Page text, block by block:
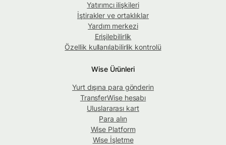
Yatırımcı ilişkileri
İştirakler ve ortaklıklar
Yardım merkezi
Erişilebilirlik
Özellik kullanılabilirlik kontrolü
Wise Ürünleri
Yurt dışına para gönderin
TransferWise hesabı
Uluslararası kart
Para alın
Wise Platform
Wise İşletme